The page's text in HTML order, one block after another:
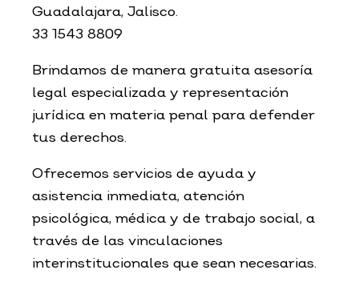
Guadalajara, Jalisco.
33 1543 8809
Brindamos de manera gratuita asesoría
legal especializada y representación
jurídica en materia penal para defender
tus derechos.
Ofrecemos servicios de ayuda y
asistencia inmediata, atención
psicológica, médica y de trabajo social, a
través de las vinculaciones
interinstitucionales que sean necesarias.